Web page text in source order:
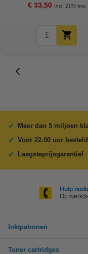
€ 33,50 Incl. 21% btw
Meer dan 5 miljoen
Voor 22.00 uur
Laagsteprijsgarantie!
Hulp
Op
Inktpatronen
Toner cartridges